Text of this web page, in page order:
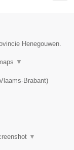
Henegouwen.
▼
Brabant)
▼